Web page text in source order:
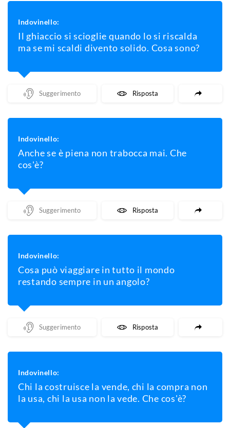
Indovinello:
Il ghiaccio si scioglie quando lo si riscalda
ma se mi scaldi divento solido. Cosa sono?
Mostra Un Suggerimento Mostra La Risposta
Indovinello:
Anche se è piena non trabocca mai. Che
cos'è?
Mostra Un Suggerimento Mostra La Risposta
Indovinello:
Cosa può viaggiare in tutto il mondo
restando sempre in un angolo?
Mostra Un Suggerimento Mostra La Risposta
Indovinello:
Chi la costruisce la vende, chi la compra non
la usa, chi la usa non la vede. Che cos'è?